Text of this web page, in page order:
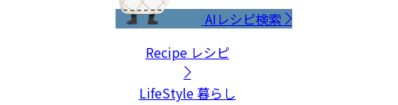
AIレシピ検索
Recipe レシピ
LifeStyle暮らし